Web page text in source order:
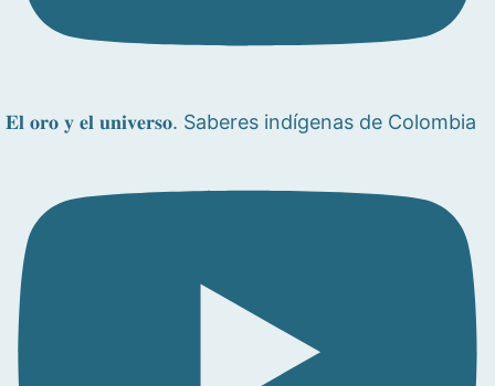
𝐄𝐥 𝐨𝐫𝐨 𝐲 𝐞𝐥 𝐮𝐧𝐢𝐯𝐞𝐫𝐬𝐨. Saberes indígenas de Colombia